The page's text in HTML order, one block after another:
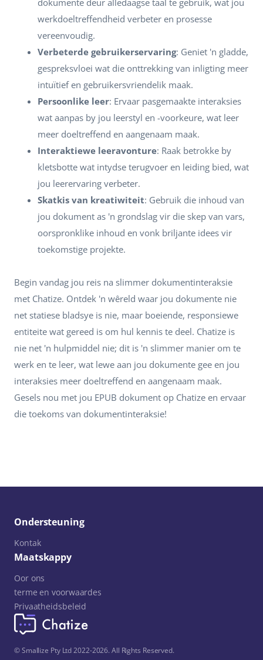
dokumente deur alledaagse taal te gebruik, wat jou
werkdoeltreffendheid verbeter en prosesse
vereenvoudig.
Verbeterde gebruikerservaring: Geniet 'n gladde,
gespreksvloei wat die onttrekking van inligting meer
intuïtief en gebruikersvriendelik maak.
Persoonlike leer: Ervaar pasgemaakte interaksies
wat aanpas by jou leerstyl en -voorkeure, wat leer
meer doeltreffend en aangenaam maak.
Interaktiewe leeravonture: Raak betrokke by
kletsbotte wat intydse terugvoer en leiding bied, wat
jou leerervaring verbeter.
Skatkis van kreatiwiteit: Gebruik die inhoud van
jou dokument as 'n grondslag vir die skep van vars,
oorspronklike inhoud en vonk briljante idees vir
toekomstige projekte.
Begin vandag jou reis na slimmer dokumentinteraksie
met Chatize. Ontdek 'n wêreld waar jou dokumente nie
net statiese bladsye is nie, maar boeiende, responsiewe
entiteite wat gereed is om hul kennis te deel. Chatize is
nie net 'n hulpmiddel nie; dit is 'n slimmer manier om te
werk en te leer, wat lewe aan jou dokumente gee en jou
interaksies meer doeltreffend en aangenaam maak.
Gesels nou met jou EPUB dokument op Chatize en ervaar
die toekoms van dokumentinteraksie!
© Smallize Pty Ltd 2022-2026. All Rights Reserved.
Ondersteuning
Kontak
Maatskappy
Oor ons
terme en voorwaardes
Privaatheidsbeleid